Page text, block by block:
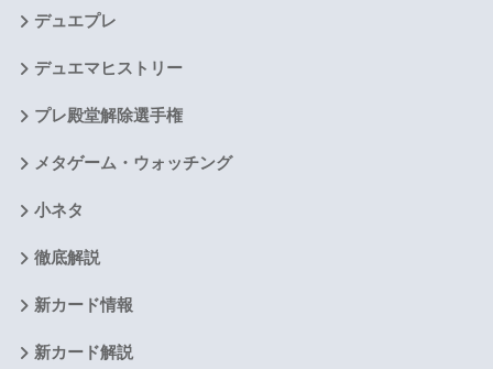
デュエプレ
デュエマヒストリー
プレ殿堂解除選手権
メタゲーム・ウォッチング
小ネタ
徹底解説
新カード情報
新カード解説